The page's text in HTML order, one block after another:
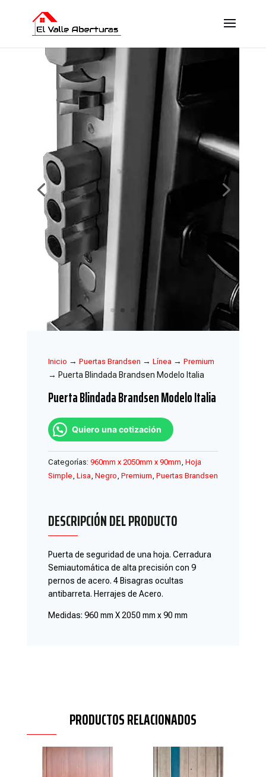
Inicio → Puertas Brandsen → Línea → Premium
→ Puerta Blindada Brandsen Modelo Italia
Puerta Blindada Brandsen Modelo Italia
Quiero una cotización
Categorías: 960mm x 2050mm x 90mm Hoja
Simple Lisa Negro Premium Puertas Brandsen
DESCRIPCIÓN DEL PRODUCTO
Puerta de seguridad de una hoja. Cerradura
Semiautomática de alta precisión con 9
pernos de acero. 4 Bisagras ocultas
antibarreta. Herrajes de Acero.
Medidas: 960 mm X 2050 mm x 90 mm
PRODUCTOS RELACIONADOS